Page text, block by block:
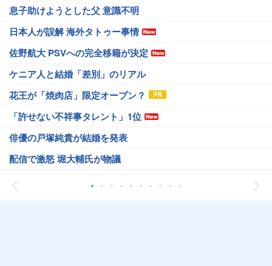
息子助けようとした父 意識不明
日本人が誤解 海外タトゥー事情
佐野航大 PSVへの完全移籍が決定
ケニア人と結婚「差別」のリアル
花王が「焼肉店」限定オープン？
「許せない不祥事タレント」1位
俳優の戸塚純貴が結婚を発表
配信で激怒 堀大輔氏が物議